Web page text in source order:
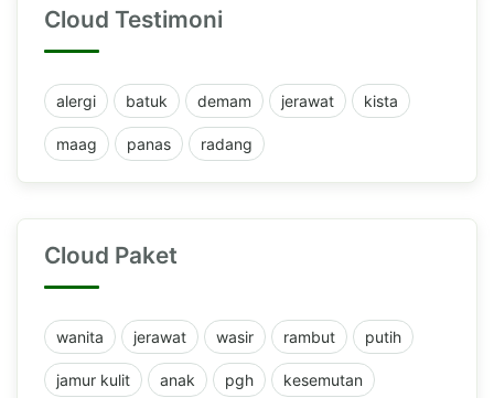
Cloud Testimoni
alergi batuk demam jerawat kista
maag panas radang
Cloud Paket
wanita jerawat wasir rambut putih
jamur kulit anak pgh kesemutan